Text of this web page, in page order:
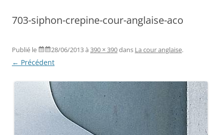
703-siphon-crepine-cour-anglaise-aco
Publié le 28/06/2013à 390 × 390dans La cour anglaise.
← Précédent